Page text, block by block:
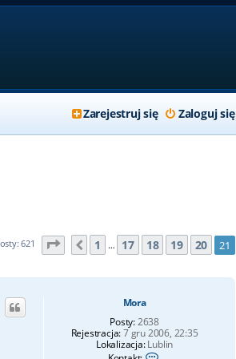
Zaloguj się
Zarejestruj się
621 Strona 21z21
Poprzednia
1 … 17 18 19 20 21
Mora
Posty:2638
Rejestracja:7 gru 2006, 22:35
Lokalizacja:Lublin